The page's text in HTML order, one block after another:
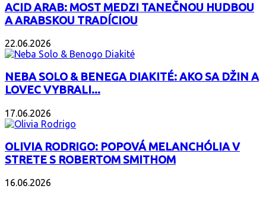
ACID ARAB: MOST MEDZI TANEČNOU HUDBOU
A ARABSKOU TRADÍCIOU
22.06.2026
NEBA SOLO & BENEGA DIAKITÉ: AKO SA DŽIN A
LOVEC VYBRALI...
17.06.2026
OLIVIA RODRIGO: POPOVÁ MELANCHÓLIA V
STRETE S ROBERTOM SMITHOM
16.06.2026